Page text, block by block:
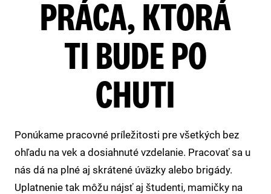
PRÁCA, KTORÁ
TI BUDE PO
CHUTI
Ponúkame pracovné príležitosti pre všetkých bez
ohľadu na vek a dosiahnuté vzdelanie. Pracovať sa u
nás dá na plné aj skrátené úväzky alebo brigády.
Uplatnenie tak môžu nájsť aj študenti, mamičky na